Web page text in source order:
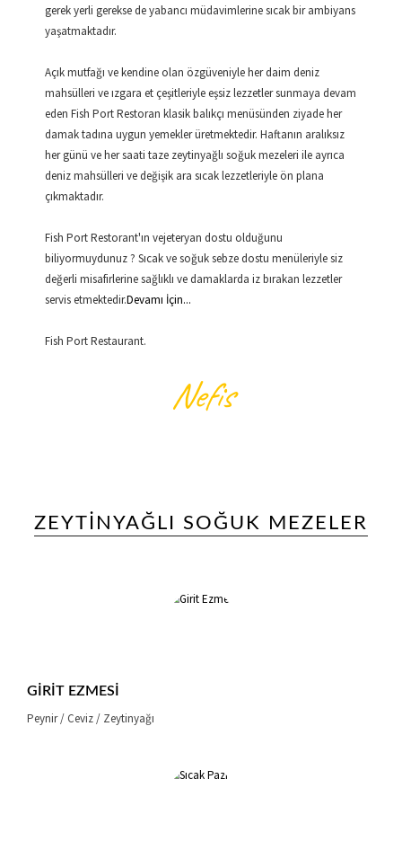
gerek yerli gerekse de yabancı müdavimlerine sıcak bir ambiyans
yaşatmaktadır.
Açık mutfağı ve kendine olan özgüveniyle her daim deniz
mahsülleri ve ızgara et çeşitleriyle eşsiz lezzetler sunmaya devam
eden Fish Port Restoran klasik balıkçı menüsünden ziyade her
damak tadına uygun yemekler üretmektedir. Haftanın aralıksız
her günü ve her saati taze zeytinyağlı soğuk mezeleri ile ayrıca
deniz mahsülleri ve değişik ara sıcak lezzetleriyle ön plana
çıkmaktadır.
Fish Port Restorant'ın vejeteryan dostu olduğunu
biliyormuydunuz ? Sıcak ve soğuk sebze dostu menüleriyle siz
değerli misafirlerine sağlıklı ve damaklarda iz bırakan lezzetler
servis etmektedir.Devamı İçin...
Fish Port Restaurant.
Nefis
ZEYTINYAĞLI SOĞUK MEZELER
GIRIT EZMESI
Peynir / Ceviz / Zeytinyağı